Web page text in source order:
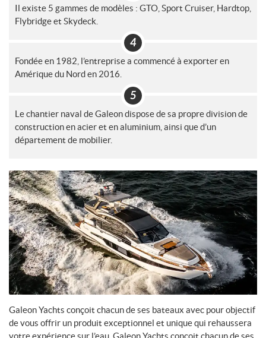
Il existe 5 gammes de modèles : GTO, Sport Cruiser, Hardtop,
Flybridge et Skydeck.
Fondée en 1982, l’entreprise a commencé à exporter en
Amérique du Nord en 2016.
Le chantier naval de Galeon dispose de sa propre division de
construction en acier et en aluminium, ainsi que d’un
département de mobilier.
Galeon Yachts conçoit chacun de ses bateaux avec pour objectif
de vous offrir un produit exceptionnel et unique qui rehaussera
votre expérience sur l’eau. Galeon Yachts conçoit chacun de ses